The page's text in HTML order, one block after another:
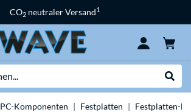
CO2 neutraler Versand1
PC-Komponenten Festplatten Festplatten-